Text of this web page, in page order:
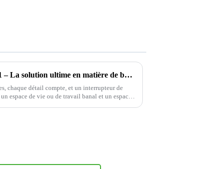
Interrupteur électrique YDLS101 – La solution ultime en matière de bascule décorative !
chaque détail compte, et un interrupteur de
espace de vie ou de travail banal et un espace